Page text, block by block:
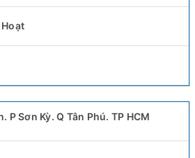
P Sơn Kỳ. Q Tân Phú. TP HCM